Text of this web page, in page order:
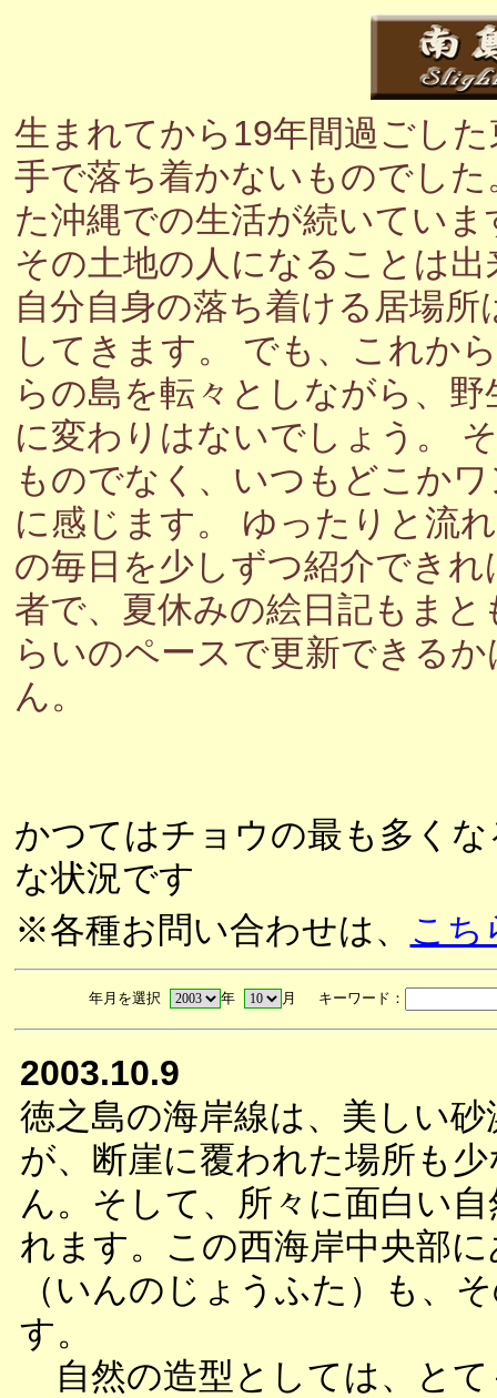
生まれてから19年間過ごし
手で落ち着かないものでし
た沖縄での生活が続いてい
その土地の人になることは
自分自身の落ち着ける居場
してきます。 でも、これか
らの島を転々としながら、
に変わりはないでしょう。
ものでなく、いつもどこか
に感じます。 ゆったりと流
の毎日を少しずつ紹介でき
者で、夏休みの絵日記もま
らいのペースで更新できる
ん。
かつてはチョウの最も多く
な状況です
※各種お問い合わせは、 こち
年月を選択 年 月 キーワード：
2003.10.9
徳之島の海岸線は、美しい
が、断崖に覆われた場所も
ん。そして、所々に面白い
れます。この西海岸中央部
（いんのじょうふた）も、
す。
自然の造型としては、とて